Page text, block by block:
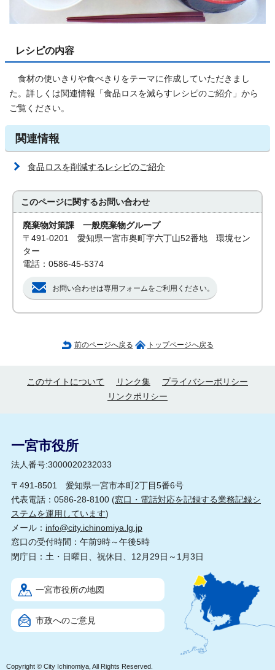
レシピの内容
食材の使いきりや食べきりをテーマに作成していただきまし
た。詳しくは関連情報「食品ロスを減らすレシピのご紹介」から
ご覧ください。
関連情報
食品ロスを削減するレシピのご紹介
このページに関するお問い合わせ
廃棄物対策課 一般廃棄物グループ
〒491-0201 愛知県一宮市奥町字六丁山52番地 環境セン
ター
電話：0586-45-5374
お問い合わせは専用フォームをご利用ください。
前のページへ戻る トップページへ戻る
このサイトについて リンク集
プライバシーポリシー
リンクポリシー
一宮市役所
法人番号:3000020232033
〒491-8501 愛知県一宮市本町2丁目5番6号
代表電話：0586-28-8100 (窓口・電話対応を記録する業務記録シ
ステムを運用しています)
メール： info@city.ichinomiya.lg.jp
窓口の受付時間：午前9時～午後5時
閉庁日：土・日曜日、祝休日、12月29日～1月3日
一宮市役所の地図
市政へのご意見
Copyright © City Ichinomiya, All Rights Reserved.